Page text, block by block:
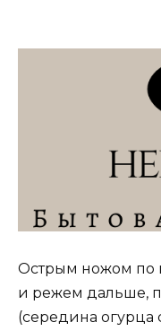
Острым ножом по
и режем дальше,
(середина